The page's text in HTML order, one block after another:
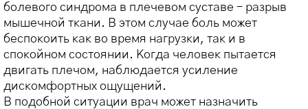
болевого синдрома в плечевом суставе – разрыв
мышечной ткани. В этом случае боль может
беспокоить как во время нагрузки, так и в
спокойном состоянии. Когда человек пытается
двигать плечом, наблюдается усиление
дискомфортных ощущений.
В подобной ситуации врач может назначить